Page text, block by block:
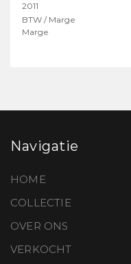
2011
BTW / Marge
Marge
Navigatie
HOME
COLLECTIE
OVER ONS
VERKOCHT